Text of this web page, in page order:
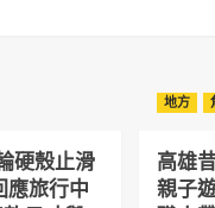
硬殼止滑
應旅行中
地方
高雄
親子